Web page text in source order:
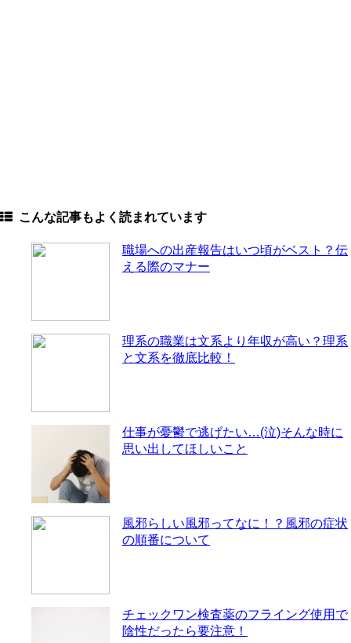
こんな記事もよく読まれています
職場への出産報告はいつ頃がベスト？伝
える際のマナー
理系の職業は文系より年収が高い？理系
と文系を徹底比較！
仕事が憂鬱で逃げたい…(泣)そんな時に
思い出してほしいこと
風邪らしい風邪ってなに！？風邪の症状
の順番について
チェックワン検査薬のフライング使用で
陰性だったら要注意！